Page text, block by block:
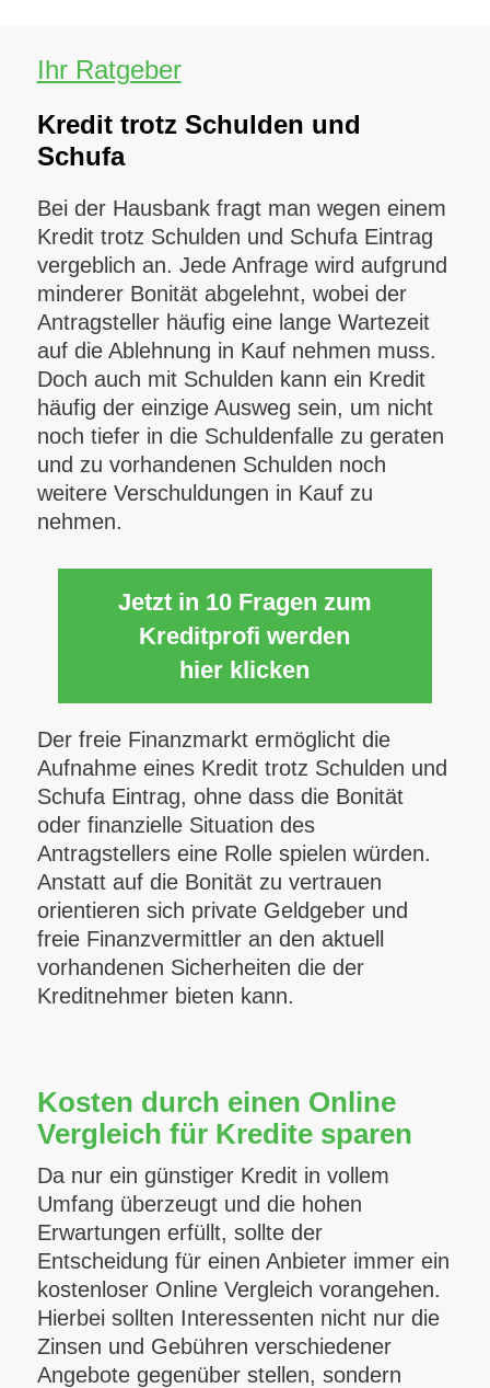
Ihr Ratgeber
Kredit trotz Schulden und
Schufa
Bei der Hausbank fragt man wegen einem
Kredit trotz Schulden und Schufa Eintrag
vergeblich an. Jede Anfrage wird aufgrund
minderer Bonität abgelehnt, wobei der
Antragsteller häufig eine lange Wartezeit
auf die Ablehnung in Kauf nehmen muss.
Doch auch mit Schulden kann ein Kredit
häufig der einzige Ausweg sein, um nicht
noch tiefer in die Schuldenfalle zu geraten
und zu vorhandenen Schulden noch
weitere Verschuldungen in Kauf zu
nehmen.
Jetzt in 10 Fragen zum
Kreditprofi werden
hier klicken
Der freie Finanzmarkt ermöglicht die
Aufnahme eines Kredit trotz Schulden und
Schufa Eintrag, ohne dass die Bonität
oder finanzielle Situation des
Antragstellers eine Rolle spielen würden.
Anstatt auf die Bonität zu vertrauen
orientieren sich private Geldgeber und
freie Finanzvermittler an den aktuell
vorhandenen Sicherheiten die der
Kreditnehmer bieten kann.
Kosten durch einen Online
Vergleich für Kredite sparen
Da nur ein günstiger Kredit in vollem
Umfang überzeugt und die hohen
Erwartungen erfüllt, sollte der
Entscheidung für einen Anbieter immer ein
kostenloser Online Vergleich vorangehen.
Hierbei sollten Interessenten nicht nur die
Zinsen und Gebühren verschiedener
Angebote gegenüber stellen, sondern